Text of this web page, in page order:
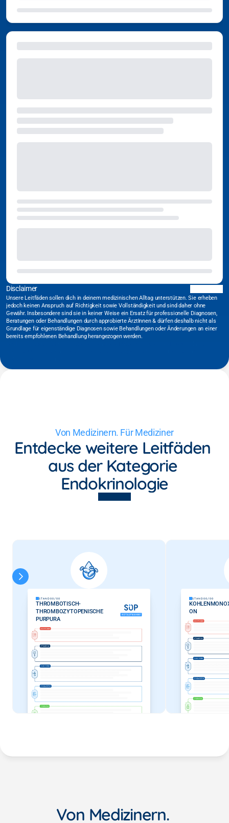
Disclaimer
Unsere Leitfäden sollen dich in deinem medizinischen Alltag unterstützen. Sie erheben
jedoch keinen Anspruch auf Richtigkeit sowie Vollständigkeit und sind daher ohne
Gewähr. Insbesondere sind sie in keiner Weise ein Ersatz für professionelle Diagnosen,
Beratungen oder Behandlungen durch approbierte ÄrztInnen & dürfen deshalb nicht als
Grundlage für eigenständige Diagnosen sowie Behandlungen oder Änderungen an einer
bereits empfohlenen Behandlung herangezogen werden.
Von Medizinern. Für Mediziner
Entdecke weitere Leitfäden
aus der Kategorie
Endokrinologie
STAND00/00
THROMBOTISCH-
THROMBOZYTOPENISCHE
PURPURA
STAND00/00
ON
Von Medizinern.